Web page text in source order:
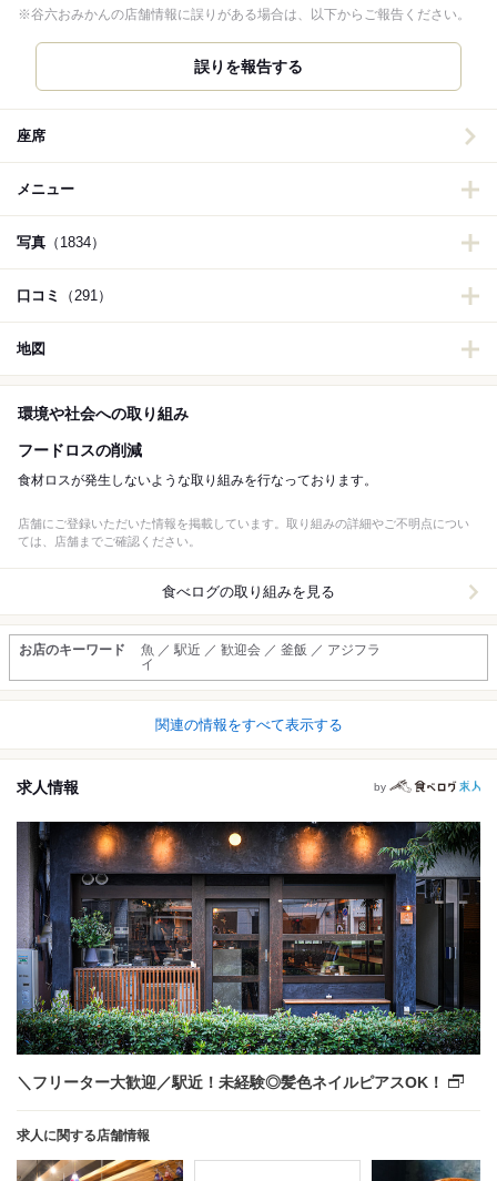
※谷六おみかんの店舗情報に誤りがある場合は、以下からご報告ください。
誤りを報告する
座席
メニュー
写真 （1834）
口コミ （291）
地図
環境や社会への取り組み
フードロスの削減
食材ロスが発生しないような取り組みを行なっております。
店舗にご登録いただいた情報を掲載しています。取り組みの詳細やご不明点につい
ては、店舗までご確認ください。
食べログの取り組みを見る
お店のキーワード
魚 ／ 駅近 ／ 歓迎会 ／ 釜飯 ／ アジフラ
イ
関連の情報をすべて表示する
求人情報 by
＼フリーター大歓迎／駅近！未経験◎髪色ネイルピアスOK！
求人に関する店舗情報